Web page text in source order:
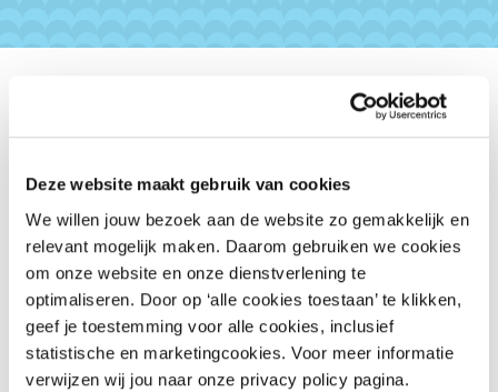
Deze website maakt gebruik van cookies
We willen jouw bezoek aan de website zo gemakkelijk en
relevant mogelijk maken. Daarom gebruiken we cookies
om onze website en onze dienstverlening te
optimaliseren. Door op ‘alle cookies toestaan’ te klikken,
geef je toestemming voor alle cookies, inclusief
statistische en marketingcookies. Voor meer informatie
verwijzen wij jou naar onze privacy policy pagina.
Collectieve voordelen van
inretail
Door collectief in te kopen kunnen we fikse
kortingen ​bieden op uiteenlopende
producten en diensten, zoals
verzekeringen, creditcardtarieven en
telefonie. Dat voordeel kan snel oplopen
van honderden tot duizenden euro’s per
jaar. De contributie wordt zo al snel